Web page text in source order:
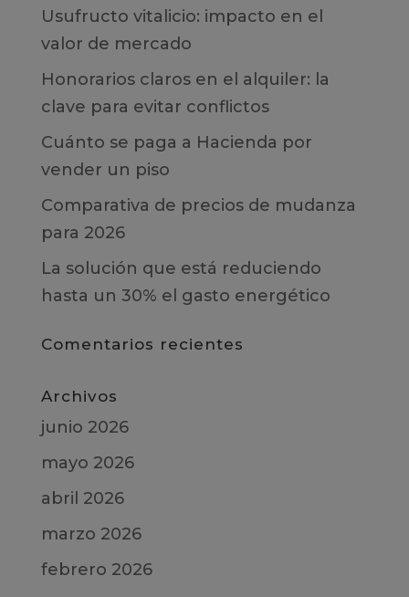
Usufructo vitalicio: impacto en el
valor de mercado
Honorarios claros en el alquiler: la
clave para evitar conflictos
Cuánto se paga a Hacienda por
vender un piso
Comparativa de precios de mudanza
para 2026
La solución que está reduciendo
hasta un 30% el gasto energético
Comentarios recientes
Archivos
junio 2026
mayo 2026
abril 2026
marzo 2026
febrero 2026